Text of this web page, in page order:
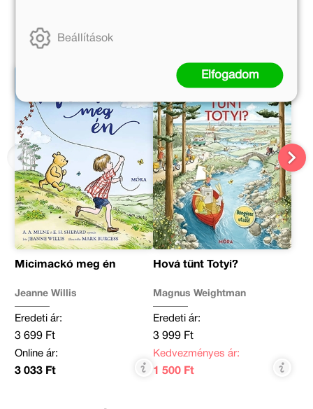
Micimackó meg én
Jeanne Willis
Eredeti ár:
3 699 Ft
Online ár:
3 033 Ft
Hová tűnt Totyi?
Magnus Weightman
Eredeti ár:
3 999 Ft
Kedvezményes ár:
1 500 Ft
Beállítások
Elfogadom